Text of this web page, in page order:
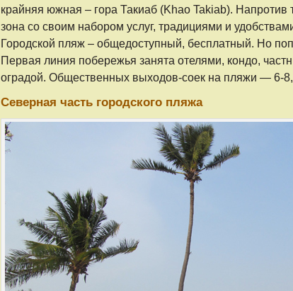
крайняя южная – гора Такиаб (Khao Takiab). Напротив
зона со своим набором услуг, традициями и
Городской пляж – общедоступный, бесплатный. Но
Первая линия побережья занята отелями, кондо,
оградой. Общественных выходов-соек на пляжи — 6-
Северная часть городского пляжа